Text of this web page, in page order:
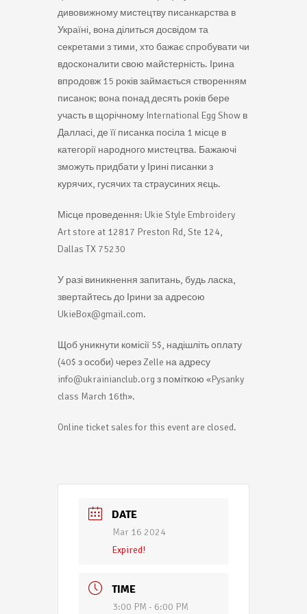
дивовижному мистецтву писанкарства в
Україні, вона ділиться досвідом та
секретами з тими, хто бажає спробувати чи
вдосконалити свою майстерність. Ірина
впродовж 15 років займається створенням
писанок; вона понад десять років бере
участь в щорічному International Egg Show в
Далласі, де її писанка посіла 1 місце в
категорії народного мистецтва. Бажаючі
зможуть придбати у Ірині писанки з
курячих, гусячих та страусиних яєць.
Місце проведення: Ukie Style Embroidery
Art store at 12817 Preston Rd, Ste 124,
Dallas TX 75230
У разі виникнення запитань, будь ласка,
звертайтесь до Ірини за адресою
UkieBox@gmail.com.
Щоб уникнути комісії 5$, надішліть оплату
(40$ з особи) через Zelle на адресу
info@ukrainianclub.org з поміткою «Pysanky
class March 16th».
Online ticket sales for this event are closed.
DATE
Mar 16 2024
Expired!
TIME
3:00 PM - 6:00 PM